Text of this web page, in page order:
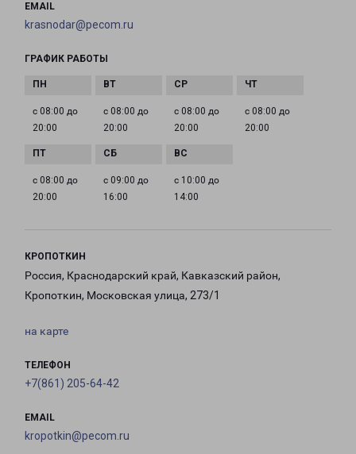
EMAIL
krasnodar@pecom.ru
ГРАФИК РАБОТЫ
с 08:00 до
20:00
с 08:00 до
20:00
с 08:00 до
20:00
с 08:00 до
20:00
с 08:00 до
20:00
с 09:00 до
16:00
с 10:00 до
14:00
КРОПОТКИН
Россия, Краснодарский край, Кавказский район,
Кропоткин, Московская улица, 273/1
на карте
ТЕЛЕФОН
+7(861) 205-64-42
EMAIL
kropotkin@pecom.ru